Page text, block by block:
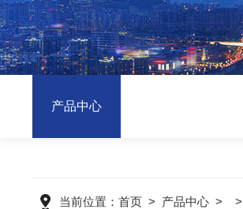
产品中心
当前位置： 首页> 产品中心> >